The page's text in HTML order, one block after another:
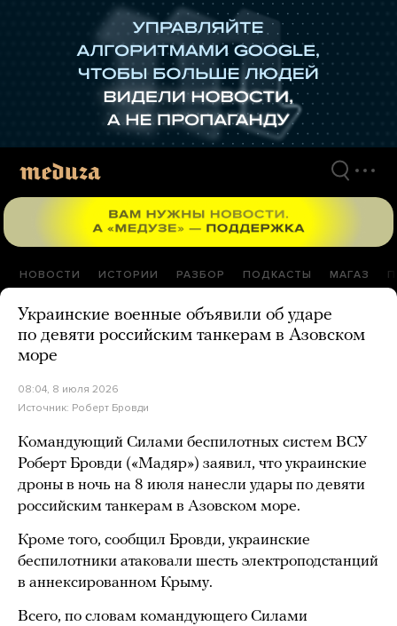
НОВОСТИ ИСТОРИИ РАЗБОР ПОДКАСТЫ МАГАЗ
Украинские военные объявили об ударе
по девяти российским танкерам в Азовском
море
08:04, 8 июля 2026
Источник: Роберт Бровди
Командующий Силами беспилотных систем ВСУ
Роберт Бровди («Мадяр») заявил, что украинские
дроны в ночь на 8 июля нанесли удары по девяти
российским танкерам в Азовском море.
Кроме того, сообщил Бровди, украинские
беспилотники атаковали шесть электроподстанций
в аннексированном Крыму.
Всего, по словам командующего Силами